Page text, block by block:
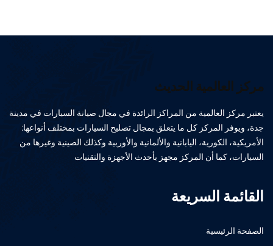
مركز العالمية الحديث
يعتبر مركز العالمية من المراكز الرائدة في مجال صيانة السيارات في مدينة
جدة، ويوفر المركز كل ما يتعلق بمجال تصليح السيارات بمختلف أنواعها:
الأمريكية، الكورية، اليابانية والألمانية والأوربية وكذلك الصينية وغيرها من
السيارات، كما أن المركز مجهز بأحدث الأجهزة والتقنيات
القائمة السريعة
الصفحة الرئيسية